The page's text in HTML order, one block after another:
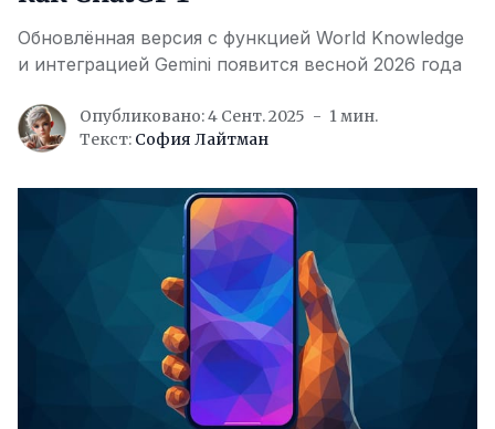
Обновлённая версия с функцией World Knowledge
и интеграцией Gemini появится весной 2026 года
Опубликовано: 4 Сент. 2025
1 мин.
Текст: София Лайтман